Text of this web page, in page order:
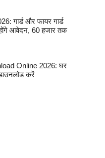
गार्ड और फायर गार्ड
आवेदन, 60 हजार तक
Online 2026: घर
करें